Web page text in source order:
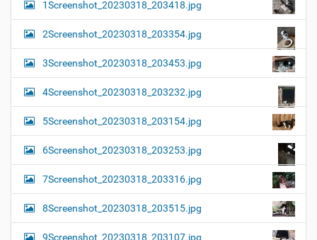
1Screenshot_20230318_203418.jpg
2Screenshot_20230318_203354.jpg
3Screenshot_20230318_203453.jpg
4Screenshot_20230318_203232.jpg
5Screenshot_20230318_203154.jpg
6Screenshot_20230318_203253.jpg
7Screenshot_20230318_203316.jpg
8Screenshot_20230318_203515.jpg
9Screenshot_20230318_203107.jpg